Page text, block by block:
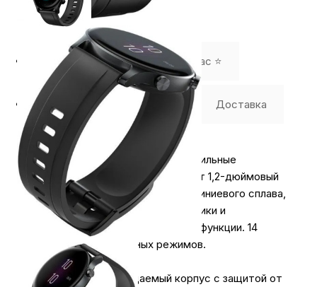
Описание ⭐️ Отзывы о нас ⭐️
Где купить Оплата Доставка
Xiaomi Haylou LS04 Black - это стильные
спортивные часы, которые имеют 1,2-дюймовый
AMOLED экран с рамкой из алюминиевого сплава,
стильный дизайн, различные датчики и
предустановленные спортивные функции. 14
встроенных спортивных режимов.
Имеет водонепроницаемый корпус с защитой от